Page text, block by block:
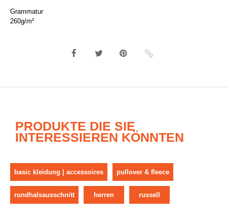
Grammatur
260g/m²
PRODUKTE DIE SIE
INTERESSIEREN KÖNNTEN
basic kleidung | accessoires pullover & fleece
rundhalsausschnitt herren russell